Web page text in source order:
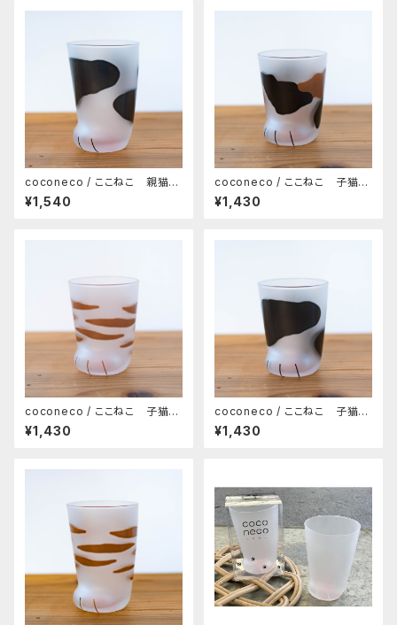
coconeco / ここねこ 親猫タ
ンブラー 300ml（ブチ）
¥1,540
coconeco / ここねこ 子猫タ
ンブラー 230ml（ミケ）
¥1,430
coconeco / ここねこ 子猫タ
ンブラー 230ml（トラ）
¥1,430
coconeco / ここねこ 子猫タ
ンブラー 230ml（ブチ）
¥1,430